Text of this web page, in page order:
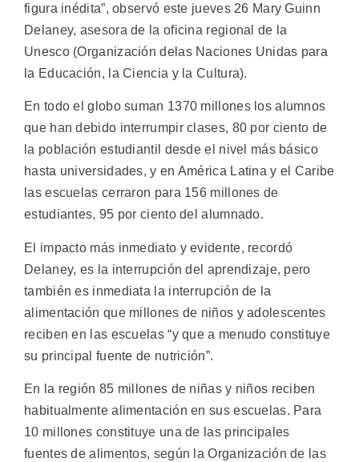
figura inédita”, observó este jueves 26 Mary Guinn
Delaney, asesora de la oficina regional de la
Unesco (Organización delas Naciones Unidas para
la Educación, la Ciencia y la Cultura).
En todo el globo suman 1370 millones los alumnos
que han debido interrumpir clases, 80 por ciento de
la población estudiantil desde el nivel más básico
hasta universidades, y en América Latina y el Caribe
las escuelas cerraron para 156 millones de
estudiantes, 95 por ciento del alumnado.
El impacto más inmediato y evidente, recordó
Delaney, es la interrupción del aprendizaje, pero
también es inmediata la interrupción de la
alimentación que millones de niños y adolescentes
reciben en las escuelas “y que a menudo constituye
su principal fuente de nutrición”.
En la región 85 millones de niñas y niños reciben
habitualmente alimentación en sus escuelas. Para
10 millones constituye una de las principales
fuentes de alimentos, según la Organización de las